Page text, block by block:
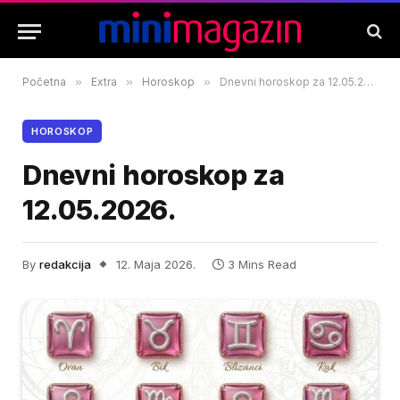
Početna » Extra » Horoskop » Dnevni horoskop za 12.05.2026.
HOROSKOP
Dnevni horoskop za
12.05.2026.
By redakcija 12. Maja 2026. 3 Mins Read